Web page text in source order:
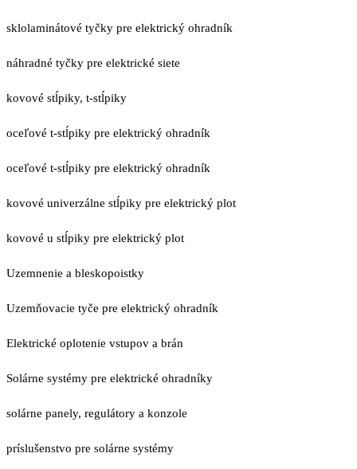
sklolaminátové tyčky pre elektrický ohradník
náhradné tyčky pre elektrické siete
kovové stĺpiky, t-stĺpiky
oceľové t-stĺpiky pre elektrický ohradník
oceľové t-stĺpiky pre elektrický ohradník
kovové univerzálne stĺpiky pre elektrický plot
kovové u stĺpiky pre elektrický plot
Uzemnenie a bleskopoistky
Uzemňovacie tyče pre elektrický ohradník
Elektrické oplotenie vstupov a brán
Solárne systémy pre elektrické ohradníky
solárne panely, regulátory a konzole
príslušenstvo pre solárne systémy